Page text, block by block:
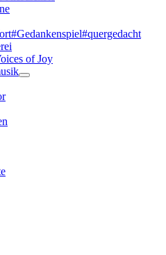
of Joy